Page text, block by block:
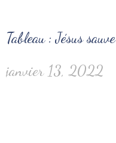
Tableau : Jésus sauve
janvier 13, 2022